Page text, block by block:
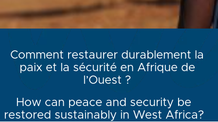
Comment restaurer durablement la
paix et la sécurité en Afrique de
l’Ouest ?
How can peace and security be
restored sustainably in West Africa?